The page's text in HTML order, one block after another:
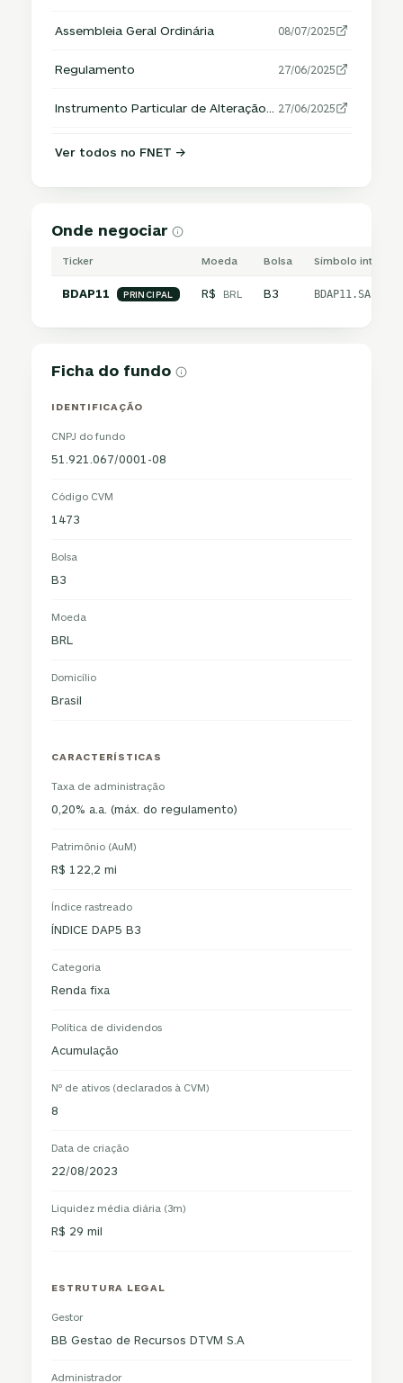
Assembleia Geral Ordinária 08/07/2025
Regulamento 27/06/2025
27/06/2025
Ver todos no FNET →
Onde negociar
Ticker Moeda Bolsa Símbolo
BDAP11 PRINCIPAL R$ BRL B3 BDAP11.SA
Ficha do fundo
IDENTIFICAÇÃO
CNPJ do fundo
51.921.067/0001-08
Código CVM
1473
Bolsa
B3
Moeda
BRL
Domicílio
Brasil
CARACTERÍSTICAS
Taxa de administração
0,20% a.a. (máx. do regulamento)
Patrimônio (AuM)
R$ 122,2 mi
Índice rastreado
ÍNDICE DAP5 B3
Categoria
Renda fixa
Política de dividendos
Acumulação
Nº de ativos (declarados à CVM)
8
Data de criação
22/08/2023
Liquidez média diária (3m)
R$ 29 mil
ESTRUTURA LEGAL
Gestor
BB Gestao de Recursos DTVM S.A
Administrador